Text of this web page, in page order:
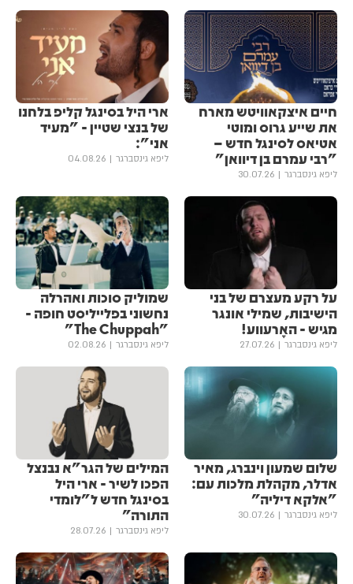
חיים איצקאוויטש מארח
את שייע גרוס ומוטי
אטיאס לסינגל חדש –
"רבי עמרם בן דיוואן"
ליפא גינסברגר 30.07.26
ארי היל בסינגל קליפ בלחנו
של בנצי שטיין - "מעיד
אני":
ליפא גינסברגר 04.08.26
על רקע מעצרם של בני
הישיבות, שמילי אונגר
מגיש - האָרעווע!
ליפא גינסברגר 27.07.26
שמוליק סוכות ואהרלה
נחשוני בפלייליסט חופה -
"The Chuppah"
ליפא גינסברגר 02.08.26
שלום שמעון וינברג, מאיר
אדלר, מקהלת מלכות עם:
"אלקא דיליה"
ליפא גינסברגר 30.07.26
המילים של הגר"א נבנצל
הפכו לשיר - ארי היל
בסינגל חדש ל"לומדי
התורה"
ליפא גינסברגר 28.07.26